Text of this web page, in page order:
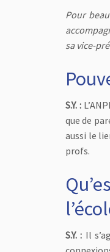
Pour
sa vice-
S.Y. :
que de
aussi le
profs.
S.Y. : Il